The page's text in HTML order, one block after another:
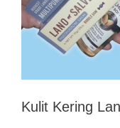
Kulit Kering